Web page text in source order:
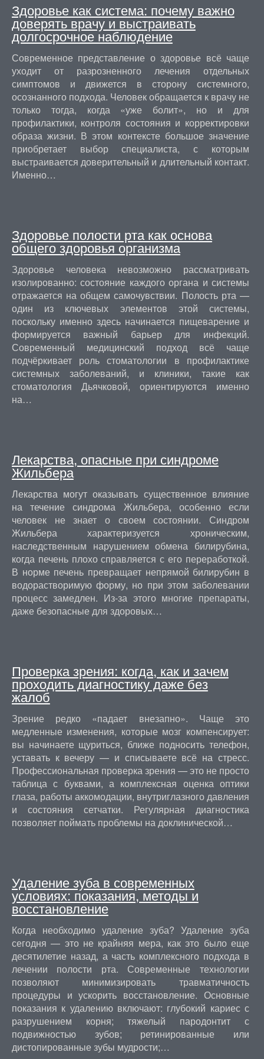
Здоровье как система: почему важно
доверять врачу и выстраивать
долгосрочное наблюдение
Современное представление о здоровье всё чаще
уходит от разрозненного лечения отдельных
симптомов и движется в сторону системного,
осознанного подхода. Человек обращается к врачу не
только тогда, когда «уже болит», но и для
профилактики, контроля состояния и корректировки
образа жизни. В этом контексте большое значение
приобретает выбор специалиста, с которым
выстраивается доверительный и длительный контакт.
Именно…
Здоровье полости рта как основа
общего здоровья организма
Здоровье человека невозможно рассматривать
изолированно: состояние каждого органа и системы
отражается на общем самочувствии. Полость рта —
один из ключевых элементов этой системы,
поскольку именно здесь начинается пищеварение и
формируется важный барьер для инфекций.
Современный медицинский подход всё чаще
подчёркивает роль стоматологии в профилактике
системных заболеваний, и клиники, такие как
стоматология Дьячковой, ориентируются именно
на…
Лекарства, опасные при синдроме
Жильбера
Лекарства могут оказывать существенное влияние
на течение синдрома Жильбера, особенно если
человек не знает о своем состоянии. Синдром
Жильбера характеризуется хроническим,
наследственным нарушением обмена билирубина,
когда печень плохо справляется с его переработкой.
В норме печень превращает непрямой билирубин в
водорастворимую форму, но при этом заболевании
процесс замедлен. Из-за этого многие препараты,
даже безопасные для здоровых…
Проверка зрения: когда, как и зачем
проходить диагностику даже без
жалоб
Зрение редко «падает внезапно». Чаще это
медленные изменения, которые мозг компенсирует:
вы начинаете щуриться, ближе подносить телефон,
уставать к вечеру — и списываете всё на стресс.
Профессиональная проверка зрения — это не просто
таблица с буквами, а комплексная оценка оптики
глаза, работы аккомодации, внутриглазного давления
и состояния сетчатки. Регулярная диагностика
позволяет поймать проблемы на доклинической…
Удаление зуба в современных
условиях: показания, методы и
восстановление
Когда необходимо удаление зуба? Удаление зуба
сегодня — это не крайняя мера, как это было еще
десятилетие назад, а часть комплексного подхода в
лечении полости рта. Современные технологии
позволяют минимизировать травматичность
процедуры и ускорить восстановление. Основные
показания к удалению включают: глубокий кариес с
разрушением корня; тяжелый пародонтит с
подвижностью зубов; ретинированные или
дистопированные зубы мудрости;…